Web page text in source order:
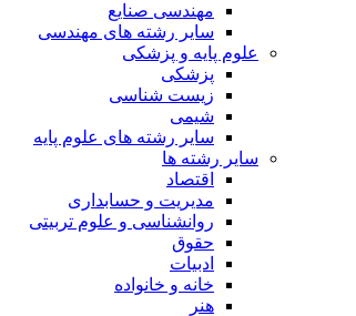
مهندسی صنایع
سایر رشته های مهندسی
علوم پایه و پزشکی
پزشکی
زیست شناسی
شیمی
سایر رشته های علوم پایه
سایر رشته ها
اقتصاد
مدیریت و حسابداری
روانشناسی و علوم تربیتی
حقوق
ادبیات
خانه و خانواده
هنر